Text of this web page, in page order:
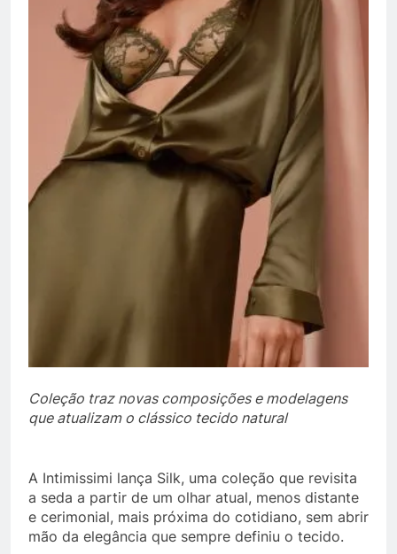
Coleção traz novas composições e modelagens
que atualizam o clássico tecido natural
A Intimissimi lança Silk, uma coleção que revisita
a seda a partir de um olhar atual, menos distante
e cerimonial, mais próxima do cotidiano, sem abrir
mão da elegância que sempre definiu o tecido.